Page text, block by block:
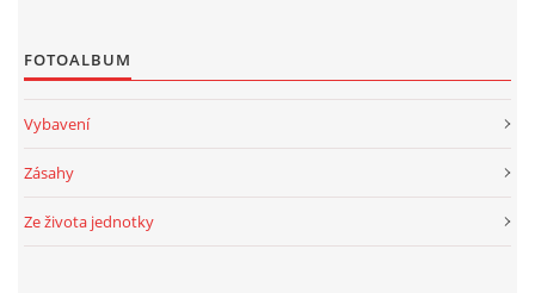
FOTOALBUM
Vybavení
Zásahy
Ze života jednotky